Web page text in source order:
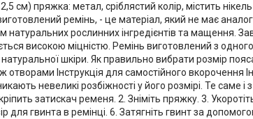
см) пряжка: метал, сріблястий колір, містить
ремінь, - це матеріал, який не має
рослинних інгредієнтів та мащення.
високою міцністю. Ремінь виготовлений з
шкіри. Як правильно вибрати розмір
отворами Інструкція для самостійного вкорочення
невеликі розбіжності у його розмірі. Те саме
затискач ременя. 2. Зніміть пряжку. 3.
для гвинта в ремінці. 6. Затягніть гвинт за